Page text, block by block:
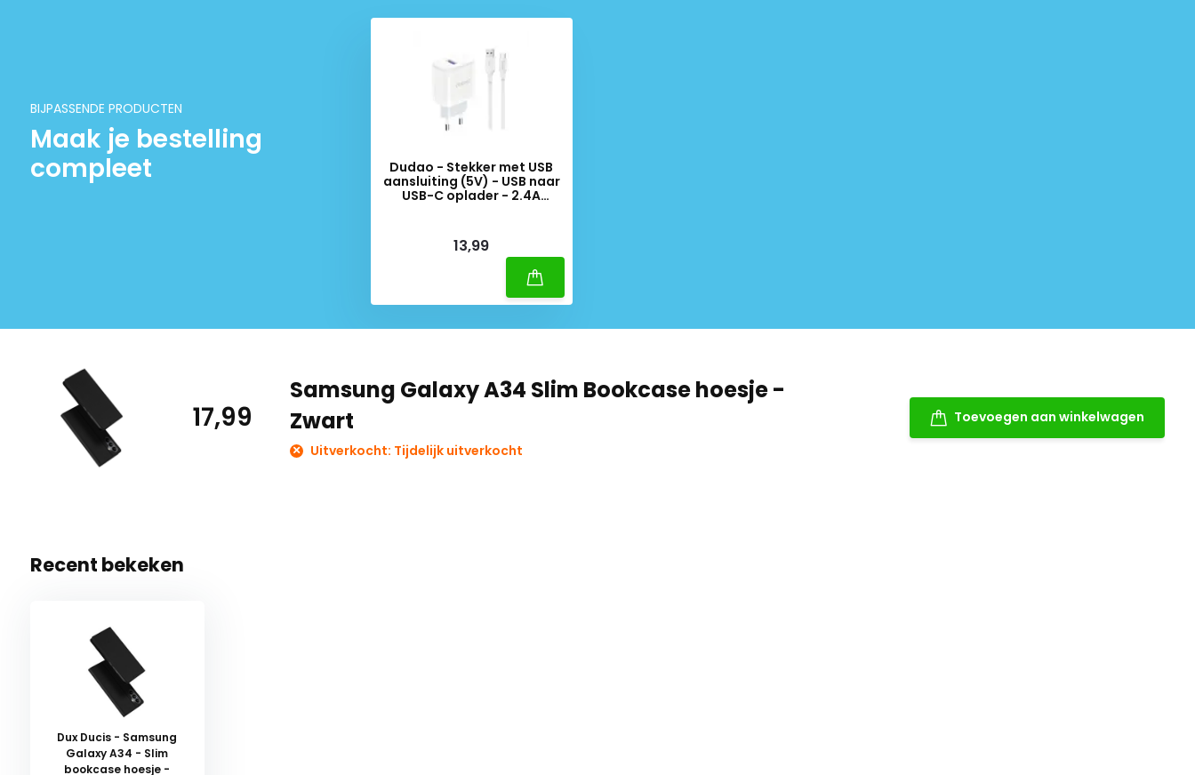
BIJPASSENDE PRODUCTEN
Maak je bestelling
compleet
Dudao - Stekker met USB
aansluiting (5V) - USB naar
USB-C oplader - 2.4A
13,99
17,99
Samsung Galaxy A34 Slim Bookcase hoesje -
Zwart
Uitverkocht: Tijdelijk uitverkocht
Toevoegen aan winkelwagen
Recent bekeken
Dux Ducis - Samsung
Galaxy A34 - Slim
bookcase hoesje -